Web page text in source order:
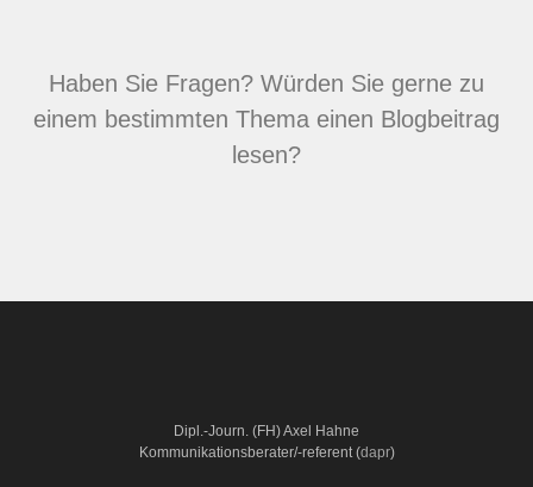
Haben Sie Fragen? Würden Sie gerne zu
einem bestimmten Thema einen Blogbeitrag
lesen?
Dipl.-Journ. (FH) Axel Hahne
Kommunikationsberater/-referent (dapr)